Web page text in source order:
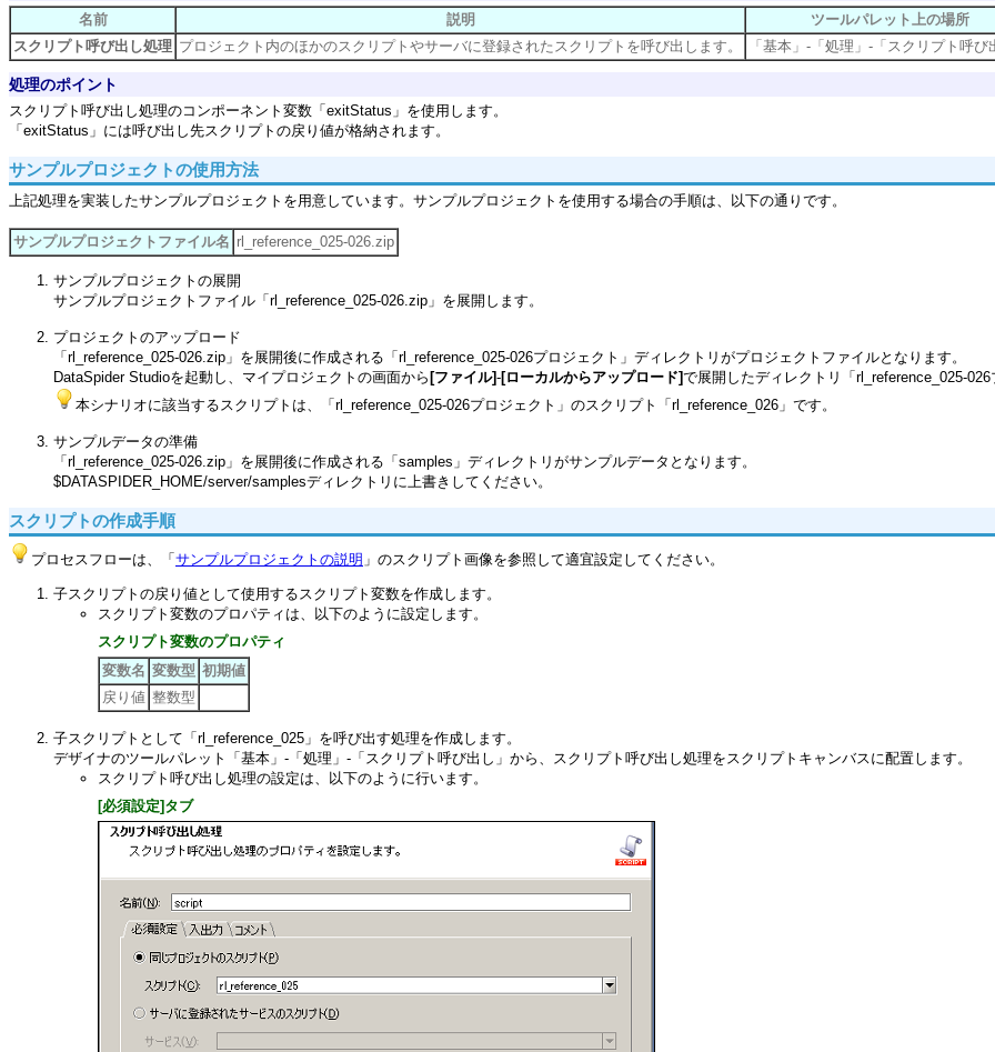
名前 説明
ツールパレット上の場所
スクリプト呼び出し処理 プロジェクト内のほかのスクリプトやサーバに登録されたスクリプトを呼び出します。 「基本」-「処理」-「スクリプト呼び
処理のポイント
スクリプト呼び出し処理のコンポーネント変数「exitStatus」を使用します。
「exitStatus」には呼び出し先スクリプトの戻り値が格納されます。
サンプルプロジェクトの使用方法
上記処理を実装したサンプルプロジェクトを用意しています。サンプルプロジェクトを使用する場合の手順は、以下の通りです。
サンプルプロジェクトファイル名 rl_reference_025-026.zip
サンプルプロジェクトの展開
サンプルプロジェクトファイル「rl_reference_025-026.zip」を展開します。
プロジェクトのアップロード
「rl_reference_025-026.zip」を展開後に作成される「rl_reference_025-026プロジェクト」ディレクトリがプロジェクトファイルとなります。
DataSpider Studioを起動し、マイプロジェクトの画面から [ファイル]-[ローカルからアップロード]で展開したディレクトリ「rl_reference_025-
本シナリオに該当するスクリプトは、「rl_reference_025-026プロジェクト」のスクリプト「rl_reference_026」です。
サンプルデータの準備
「rl_reference_025-026.zip」を展開後に作成される「samples」ディレクトリがサンプルデータとなります。
$DATASPIDER_HOME/server/samplesディレクトリに上書きしてください。
スクリプトの作成手順
プロセスフローは、「 サンプルプロジェクトの説明 」のスクリプト画像を参照して適宜設定してください。
子スクリプトの戻り値として使用するスクリプト変数を作成します。
スクリプト変数のプロパティは、以下のように設定します。
スクリプト変数のプロパティ
変数名 変数型 初期値
戻り値 整数型
子スクリプトとして「rl_reference_025」を呼び出す処理を作成します。
デザイナのツールパレット「基本」-「処理」-「スクリプト呼び出し」から、スクリプト呼び出し処理をスクリプトキャンバスに配置します。
スクリプト呼び出し処理の設定は、以下のように行います。
[必須設定]タブ